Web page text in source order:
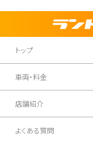
トップ
車両・料金
店舗紹介
よくある質問